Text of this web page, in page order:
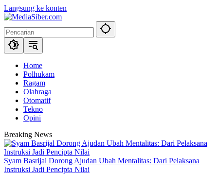
Langsung ke konten
Home
Polhukam
Ragam
Olahraga
Otomatif
Tekno
Opini
Breaking News
Syam Basrijal Dorong Ajudan Ubah Mentalitas: Dari Pelaksana
Instruksi Jadi Pencipta Nilai